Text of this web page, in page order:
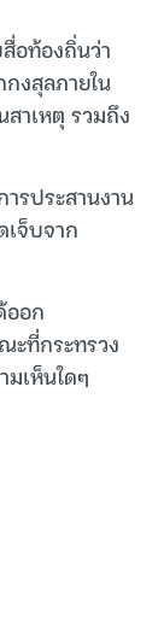
อท้องถิ่นว่า
งสุลภายใน
าเหตุ รวมถึง
รประสานงาน
จ็บจาก
ออก
ที่กระทรวง
มเห็นใดๆ